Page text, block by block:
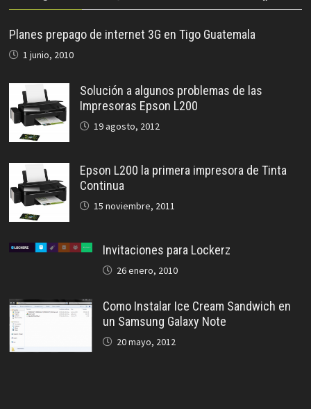
Planes prepago de internet 3G en Tigo Guatemala
1 junio, 2010
Solución a algunos problemas de las
Impresoras Epson L200
19 agosto, 2012
Epson L200 la primera impresora de Tinta
Continua
15 noviembre, 2011
Invitaciones para Lockerz
26 enero, 2010
Como Instalar Ice Cream Sandwich en
un Samsung Galaxy Note
20 mayo, 2012